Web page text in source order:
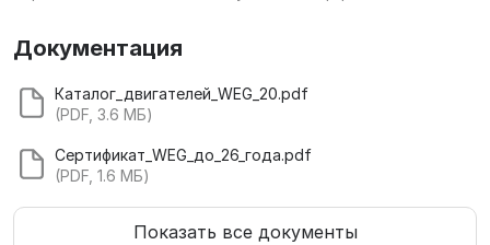
Документация
Каталог_двигателей_WEG_20.pdf
(PDF, 3.6 МБ)
Сертификат_WEG_до_26_года.pdf
(PDF, 1.6 МБ)
Показать все документы